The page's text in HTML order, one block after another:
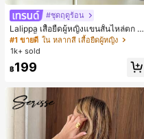
#ชุดฤดูร้อน
Lalippa เสื้อยืดผู้หญิงแขนสั้นไหล่ตก ค
อวีปกเสื้อ ลายพิมพ์ดิจิทัลลายทาง สไตล์
สปอร์ตแฟชั่นมินิมอล ของขวัญสำหรับเ
#1 ขายดี ใน หลากสี เสื้อยืดผู้หญิง
1k+ sold
฿199